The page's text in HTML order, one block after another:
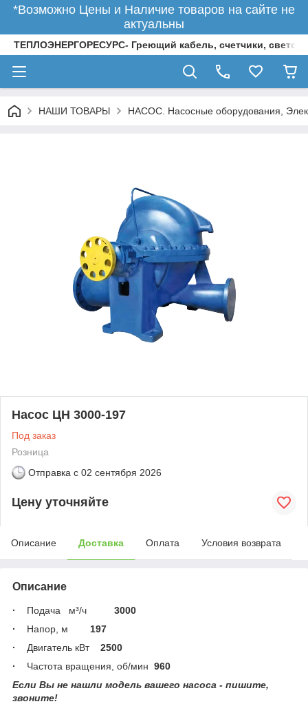
*Возможно Цены и Наличие товаров на сайте не
актуальны
ТЕПЛОЭНЕРГОРЕСУРС- Греющий кабель, счетчики,
НАШИ ТОВАРЫ НАСОС. Насосные оборудования,
Насос ЦН 3000-197
Под заказ
Розница
Отправка с 02 сентября 2026
Цену уточняйте
Описание Доставка Оплата Условия возврата
Описание
· Подача м³/ч 3000
·
Напор, м 197
·
Двигатель кВт 2500
·
Частота вращения, об/мин 960
Если Вы не нашли модель вашего насоса - пишите,
звоните!